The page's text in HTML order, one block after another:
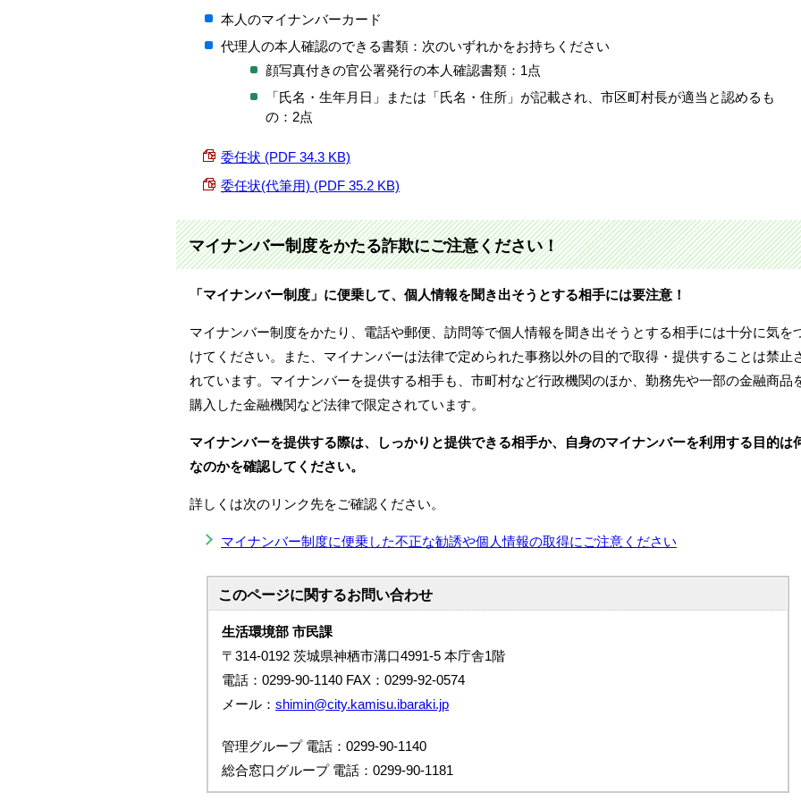
本人のマイナンバーカード
代理人の本人確認のできる書類：次のいずれかをお持ちください
顔写真付きの官公署発行の本人確認書類：1点
「氏名・生年月日」または「氏名・住所」が記載され、市区町村長が適当と認めるも
の：2点
委任状 (PDF 34.3 KB)
委任状(代筆用) (PDF 35.2 KB)
マイナンバー制度をかたる詐欺にご注意ください！
「マイナンバー制度」に便乗して、個人情報を聞き出そうとする相手には要注意！
マイナンバー制度をかたり、電話や郵便、訪問等で個人情報を聞き出そうとする相手には十分に気を
けてください。また、マイナンバーは法律で定められた事務以外の目的で取得・提供することは禁止
れています。マイナンバーを提供する相手も、市町村など行政機関のほか、勤務先や一部の金融商品
購入した金融機関など法律で限定されています。
マイナンバーを提供する際は、しっかりと提供できる相手か、自身のマイナンバーを利用する目的は
なのかを確認してください。
詳しくは次のリンク先をご確認ください。
マイナンバー制度に便乗した不正な勧誘や個人情報の取得にご注意ください
このページに関するお問い合わせ
生活環境部 市民課
〒314-0192 茨城県神栖市溝口4991-5 本庁舎1階
電話：0299-90-1140 FAX：0299-92-0574
メール： shimin@city.kamisu.ibaraki.jp
管理グループ 電話：0299-90-1140
総合窓口グループ 電話：0299-90-1181